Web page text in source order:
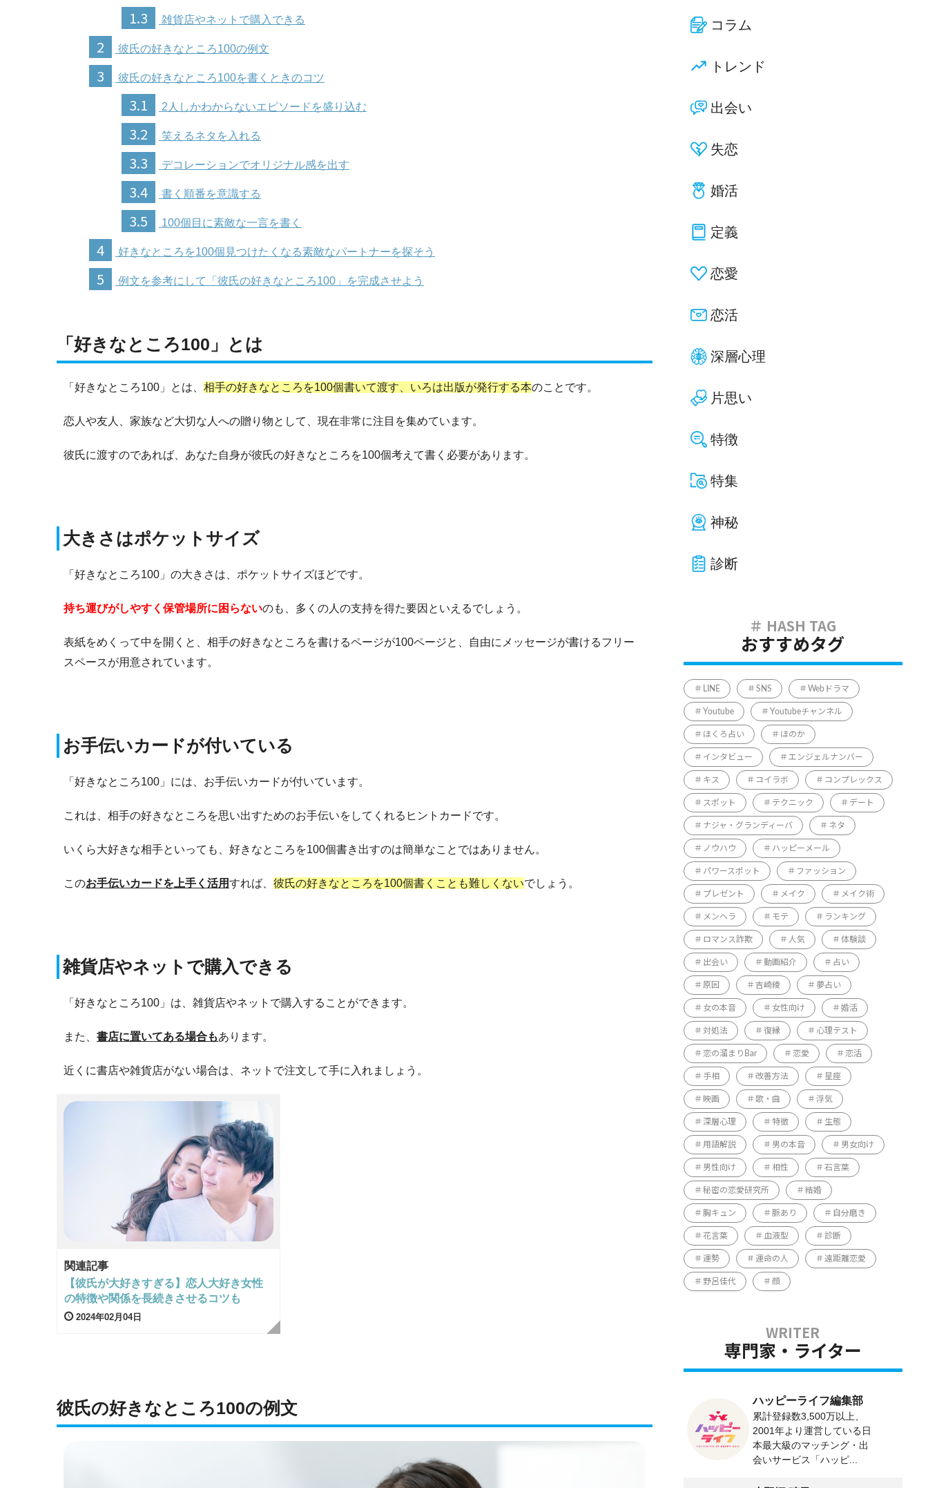
1.3 雑貨店やネットで購入できる
2 彼氏の好きなところ100の例文
3 彼氏の好きなところ100を書くときのコツ
3.1 2人しかわからないエピソードを盛り込む
3.2 笑えるネタを入れる
3.3 デコレーションでオリジナル感を出す
3.4 書く順番を意識する
3.5 100個目に素敵な一言を書く
4 好きなところを100個見つけたくなる素敵なパートナーを探そう
5 例文を参考にして「彼氏の好きなところ100」を完成させよう
「好きなところ100」とは
「好きなところ100」とは、 相手の好きなところを100個書いて渡す、いろは出版が発行する本のことです。
恋人や友人、家族など大切な人への贈り物として、現在非常に注目を集めています。
彼氏に渡すのであれば、あなた自身が彼氏の好きなところを100個考えて書く必要があります。
大きさはポケットサイズ
「好きなところ100」の大きさは、ポケットサイズほどです。
持ち運びがしやすく保管場所に困らないのも、多くの人の支持を得た要因と いえるでしょう。
表紙をめくって中を開くと、相手の好きなところを書けるページが100ページと、自由にメッセージが書けるフリー
スペースが用意されています。
お手伝いカードが付いている
「好きなところ100」には、お手伝いカードが付いています。
これは、 相手の好きなところを思い出すためのお手伝いをしてくれるヒントカードです。
いくら大好きな相手といっても、好きなところを100個書き出すのは簡単なことではありません。
このお手伝いカードを上手く活用すれば、 彼氏の好きなところを100個書くことも難しくないでしょう。
雑貨店やネットで購入できる
「好きなところ100」は、雑貨店やネットで購入することができます。
また、 書店に置いてある場合もあります。
近くに書店や雑貨店がない場合は、ネットで注文して手に入れましょう。
関連記事
【彼氏が大好きすぎる】恋人大好き女性
の特徴や関係を長続きさせるコツも
2024年02月04日
彼氏の好きなところ100の例文
コラム
トレンド
出会い
失恋
婚活
定義
恋愛
恋活
深層心理
片思い
特徴
特集
神秘
診断
おすすめタグ
LINE SNS Webドラマ
Youtube Youtubeチャンネル
ほくろ占い ほのか
インタビュー エンジェルナンバー
キス コイラボ コンプレックス
スポット テクニック デート
ナジャ・グランディーバ ネタ
ノウハウ ハッピーメール
パワースポット ファッション
プレゼント メイク メイク術
メンヘラ モテ ランキング
ロマンス詐欺 人気 体験談
出会い 動画紹介 占い
原因 吉崎綾 夢占い
女の本音 女性向け 婚活
対処法 復縁 心理テスト
恋の溜まりBar 恋愛 恋活
手相 改善方法 星座
映画 歌・曲 浮気
深層心理 特徴 生態
用語解説 男の本音 男女向け
男性向け 相性 石言葉
秘密の恋愛研究所 結婚
胸キュン 脈あり 自分磨き
花言葉 血液型 診断
運勢 運命の人 遠距離恋愛
野呂佳代 顔
専門家・ライター
ハッピーライフ編集部
累計登録数3,500万以上、
2001年より運営している日
本最大級のマッチング・出
会いサービス「ハッピ...